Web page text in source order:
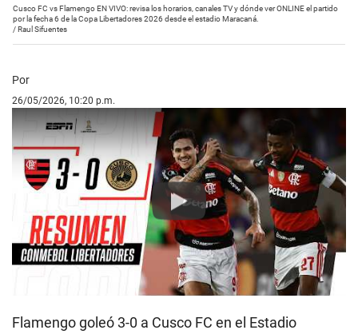
Cusco FC vs Flamengo EN VIVO: revisa los horarios, canales TV y dónde ver ONLINE el partido
por la fecha 6 de la Copa Libertadores 2026 desde el estadio Maracaná.
/Raul Sifuentes
Por
26/05/2026, 10:20 p.m.
Play
Flamengo goleó 3-0 a Cusco FC en el Estadio